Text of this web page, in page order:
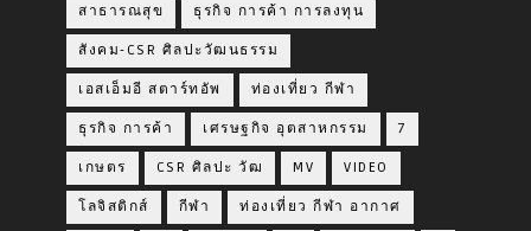
สาธารณสุข ธุรกิจ การค้า การลงทุน
สังคม-CSR ศิลปะวัฒนธรรม
เอสเอ็มอี สตาร์ทอัพ ท่องเที่ยว กีฬา
ธุรกิจ การค้า เศรษฐกิจ อุตสาหกรรม 7
เกษตร CSR ศิลปะ วัฒ MV VIDEO
โลจิสติกส์ กีฬา ท่องเที่ยว กีฬา อากาศ